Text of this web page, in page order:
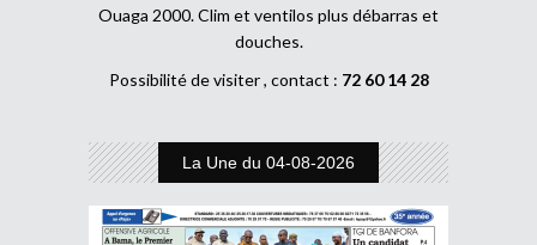
Ouaga 2000. Clim et ventilos plus débarras et
douches.
Possibilité de visiter , contact : 72 60 14 28
La Une du 04-08-2026